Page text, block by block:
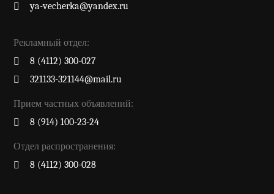
ya-vecherka@yandex.ru
Рекламный отдел:
8 (4112) 300-027
321133-321144@mail.ru
Прием частных объявлений:
8 (914) 100-23-24
Отдел распространения:
8 (4112) 300-028